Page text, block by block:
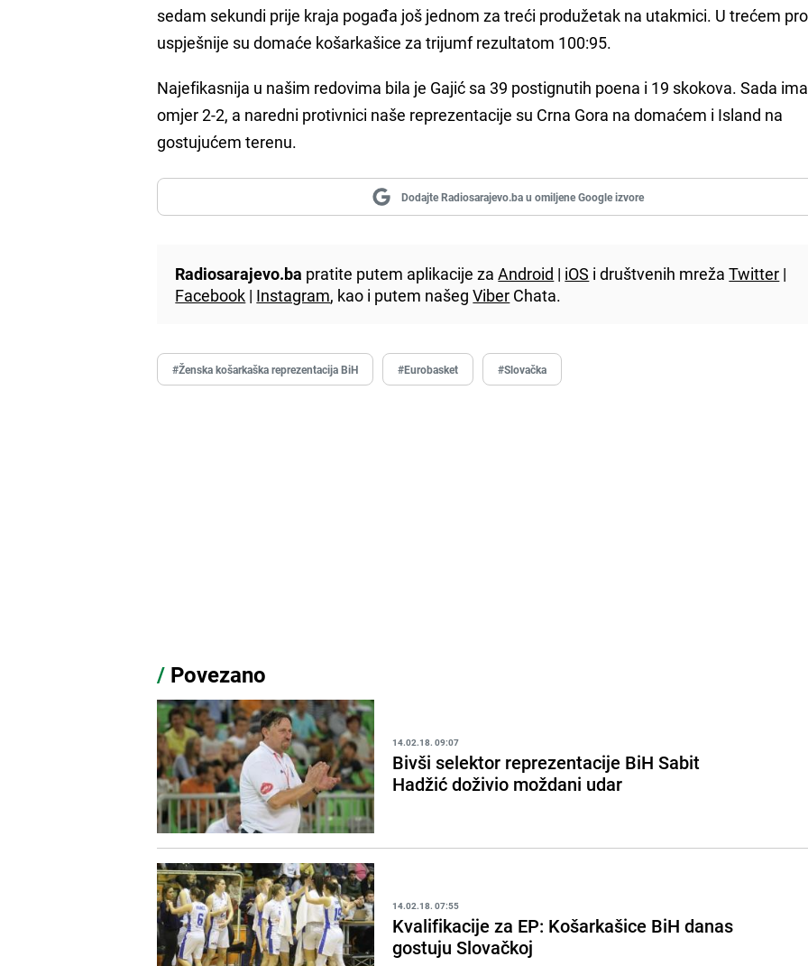
sedam sekundi prije kraja pogađa još jednom za treći produžetak na utakmici. U trećem
uspješnije su domaće košarkašice za trijumf rezultatom 100:95.
Najefikasnija u našim redovima bila je Gajić sa 39 postignutih poena i 19 skokova. Sada
omjer 2-2, a naredni protivnici naše reprezentacije su Crna Gora na domaćem i Island na
gostujućem terenu.
Dodajte Radiosarajevo.ba u omiljene Google izvore
Radiosarajevo.ba pratite putem aplikacije zaAndroid | iOS i društvenih mrežaTwitter |
Facebook | Instagram, kao i putem našegViber Chata.
#Ženska košarkaška reprezentacija BiH #Eurobasket #Slovačka
/ Povezano
14.02.18. 09:07
Bivši selektor reprezentacije BiH Sabit
Hadžić doživio moždani udar
14.02.18. 07:55
Kvalifikacije za EP: Košarkašice BiH danas
gostuju Slovačkoj